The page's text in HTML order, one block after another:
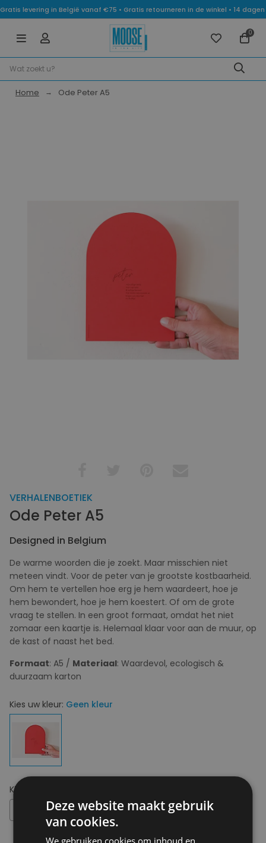
Gratis levering in België vanaf €75 • Gratis retourneren in de winkel • 14
0
Home Ode Peter A5
VERHALENBOETIEK
Ode Peter A5
Designed in Belgium
De warme woorden die je zoekt. Maar misschien niet
meteen vindt. Voor de peter van je grootste kostbaarheid.
Om hem te vertellen hoe erg je hem waardeert, hoe je
hem bewondert, hoe je hem koestert. Of om de grote
vraag te stellen. In een groot formaat, omdat het niet
zomaar een kaartje is. Helemaal klaar voor aan de muur, op
de kast of naast het bed.
Formaat: A5 / Materiaal: Waardevol, ecologisch &
duurzaam karton
Kies uw kleur: Geen kleur
Kies uw maat:
Deze website maakt gebruik
van cookies.
We gebruiken cookies om inhoud en